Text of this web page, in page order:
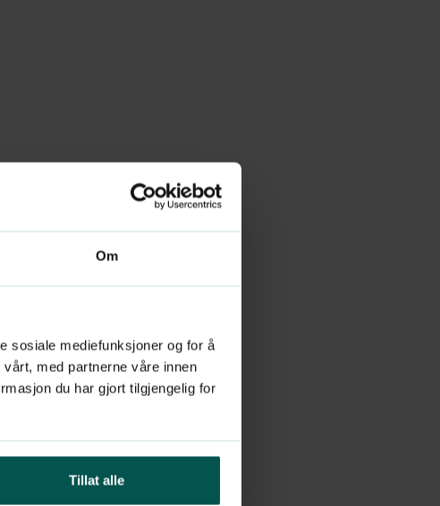
Om
sosiale mediefunksjoner og for å
med partnerne våre innen
du har gjort tilgjengelig for
Tillat alle